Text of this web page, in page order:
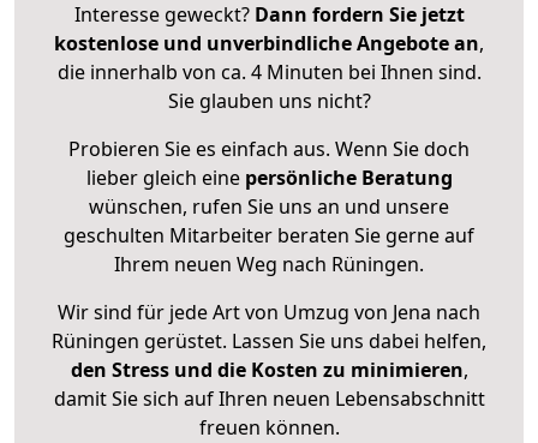
Interesse geweckt? Dann fordern Sie jetzt
kostenlose und unverbindliche Angebote an,
die innerhalb von ca. 4 Minuten bei Ihnen sind.
Sie glauben uns nicht?
Probieren Sie es einfach aus. Wenn Sie doch
lieber gleich eine persönliche Beratung
wünschen, rufen Sie uns an und unsere
geschulten Mitarbeiter beraten Sie gerne auf
Ihrem neuen Weg nach Rüningen.
Wir sind für jede Art von Umzug von Jena nach
Rüningen gerüstet. Lassen Sie uns dabei helfen,
den Stress und die Kosten zu minimieren,
damit Sie sich auf Ihren neuen Lebensabschnitt
freuen können.